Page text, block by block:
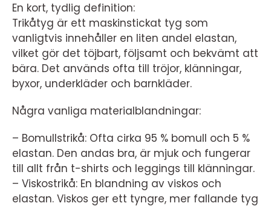
En kort, tydlig definition:
Trikåtyg är ett maskinstickat tyg som
vanligtvis innehåller en liten andel elastan,
vilket gör det töjbart, följsamt och bekvämt att
bära. Det används ofta till tröjor, klänningar,
byxor, underkläder och barnkläder.
Några vanliga materialblandningar:
– Bomullstrikå: Ofta cirka 95 % bomull och 5 %
elastan. Den andas bra, är mjuk och fungerar
till allt från t-shirts och leggings till klänningar.
– Viskostrikå: En blandning av viskos och
elastan. Viskos ger ett tyngre, mer fallande tyg